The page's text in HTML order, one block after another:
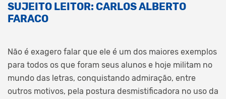
SUJEITO LEITOR: CARLOS ALBERTO
FARACO
Não é exagero falar que ele é um dos maiores exemplos
para todos os que foram seus alunos e hoje militam no
mundo das letras, conquistando admiração, entre
outros motivos, pela postura desmistificadora no uso da